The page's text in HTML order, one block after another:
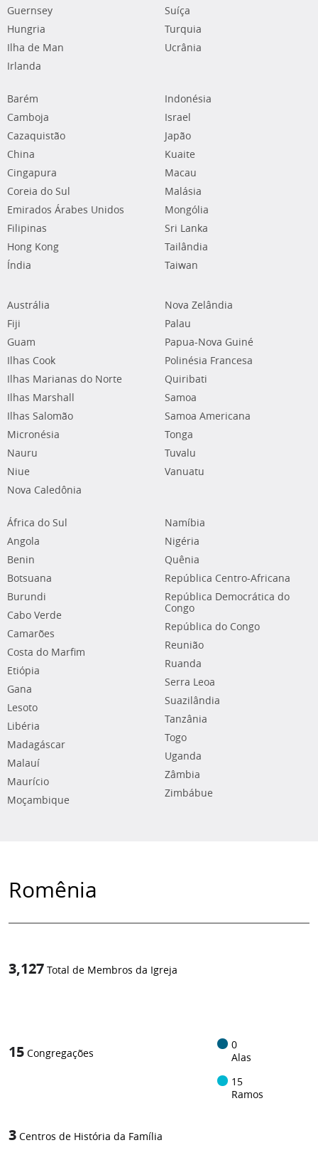
Guernsey
Hungria
Ilha de Man
Irlanda
Suíça
Turquia
Ucrânia
Barém
Camboja
Cazaquistão
China
Cingapura
Coreia do Sul
Emirados Árabes Unidos
Filipinas
Hong Kong
Índia
Indonésia
Israel
Japão
Kuaite
Macau
Malásia
Mongólia
Sri Lanka
Tailândia
Taiwan
Austrália
Fiji
Guam
Ilhas Cook
Ilhas Marianas do Norte
Ilhas Marshall
Ilhas Salomão
Micronésia
Nauru
Niue
Nova Caledônia
Nova Zelândia
Palau
Papua-Nova Guiné
Polinésia Francesa
Quiribati
Samoa
Samoa Americana
Tonga
Tuvalu
Vanuatu
África do Sul
Angola
Benin
Botsuana
Burundi
Cabo Verde
Camarões
Costa do Marfim
Etiópia
Gana
Lesoto
Libéria
Madagáscar
Malauí
Maurício
Moçambique
Namíbia
Nigéria
Quênia
República Centro-Africana
República Democrática do
Congo
República do Congo
Reunião
Ruanda
Serra Leoa
Suazilândia
Tanzânia
Togo
Uganda
Zâmbia
Zimbábue
Romênia
3,127 Total de Membros da Igreja
15 Congregações
0
Alas
15
Ramos
3 Centros de História da Família